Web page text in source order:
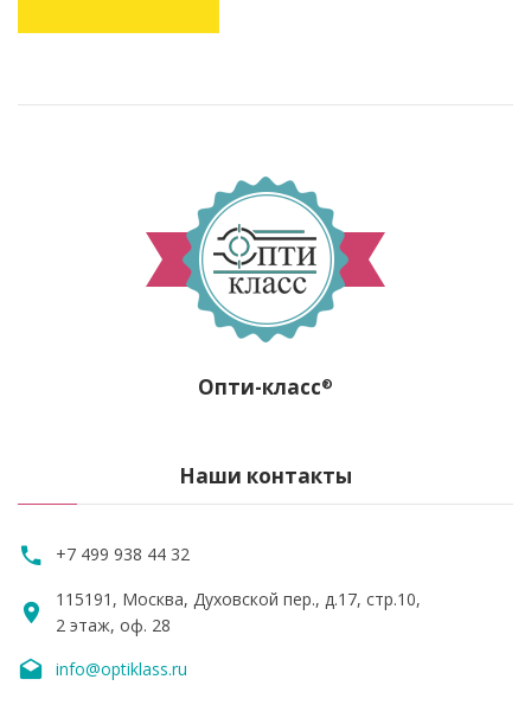
Опти-класс®
Наши контакты
+7 499 938 44 32
115191, Москва, Духовской пер., д.17, стр.10,
2 этаж, оф. 28
info@optiklass.ru